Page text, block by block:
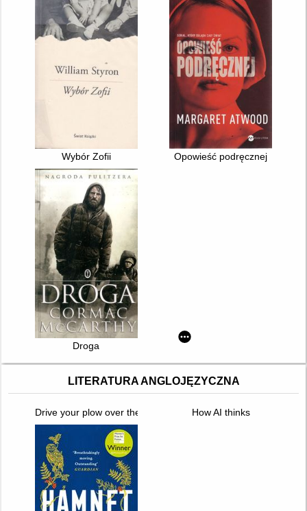
Wybór Zofii Opowieść podręcznej
Droga
LITERATURA ANGLOJĘZYCZNA
Drive your plow over the bones of the deadHow AI thinks